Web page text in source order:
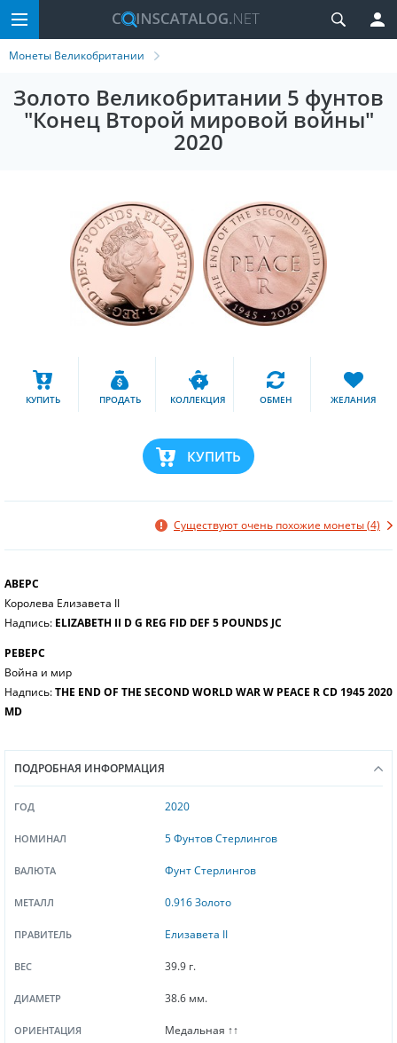
Монеты Великобритании
Золото Великобритании 5 фунтов
"Конец Второй мировой войны"
2020
КУПИТЬ ПРОДАТЬ КОЛЛЕКЦИЯ ОБМЕН ЖЕЛАНИЯ
КУПИТЬ
Существуют очень похожие монеты (4)
АВЕРС
Королева Елизавета II
Надпись: ELIZABETH II D G REG FID DEF 5 POUNDS JC
РЕВЕРС
Война и мир
Надпись:THE END OF THE SECOND WORLD WAR W PEACE R CD 1945 2020
MD
ПОДРОБНАЯ ИНФОРМАЦИЯ
ГОД 2020
НОМИНАЛ 5 Фунтов Стерлингов
ВАЛЮТА Фунт Стерлингов
МЕТАЛЛ 0.916 Золото
ПРАВИТЕЛЬ Елизавета II
ВЕС 39.9 г.
ДИАМЕТР 38.6 мм.
ОРИЕНТАЦИЯ Медальная ↑↑